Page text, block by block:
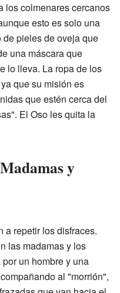
los colmenares cercanos
esto es solo una
de pieles de oveja que
una máscara que
lo lleva. La ropa de los
que su misión es
que estén cerca del
El Oso les quita la
y
a repetir los disfraces.
las madamas y los
un hombre y una
al "morrión",